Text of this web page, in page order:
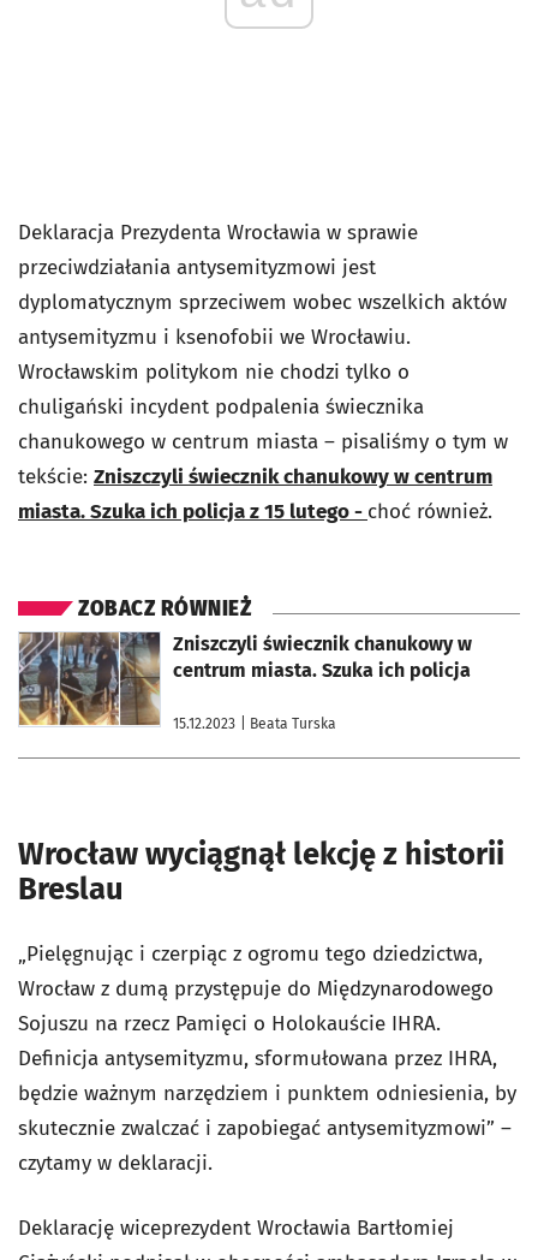
Deklaracja Prezydenta Wrocławia w sprawie
przeciwdziałania antysemityzmowi jest
dyplomatycznym sprzeciwem wobec wszelkich aktów
antysemityzmu i ksenofobii we Wrocławiu.
Wrocławskim politykom nie chodzi tylko o
chuligański incydent podpalenia świecznika
chanukowego w centrum miasta – pisaliśmy o tym w
tekście: Zniszczyli świecznik chanukowy w centrum
miasta. Szuka ich policja z 15 lutego - choć również.
ZOBACZ RÓWNIEŻ
Zniszczyli świecznik chanukowy w
centrum miasta. Szuka ich policja
15.12.2023 | Beata Turska
otworzy się w nowej karcie
Wrocław wyciągnął lekcję z historii
Breslau
„Pielęgnując i czerpiąc z ogromu tego dziedzictwa,
Wrocław z dumą przystępuje do Międzynarodowego
Sojuszu na rzecz Pamięci o Holokauście IHRA.
Definicja antysemityzmu, sformułowana przez IHRA,
będzie ważnym narzędziem i punktem odniesienia, by
skutecznie zwalczać i zapobiegać antysemityzmowi” –
czytamy w deklaracji.
Deklarację wiceprezydent Wrocławia Bartłomiej